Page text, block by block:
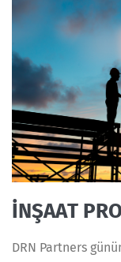
İNŞAAT
DRN Partners